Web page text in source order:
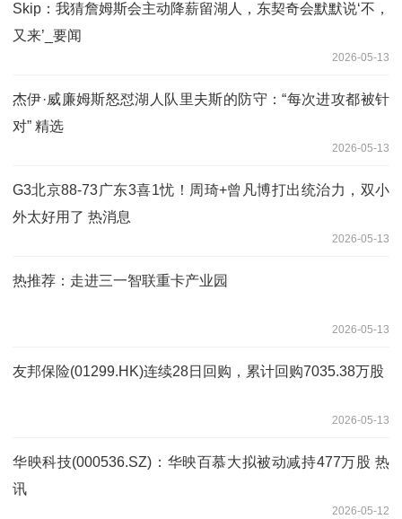
Skip：我猜詹姆斯会主动降薪留湖人，东契奇会默默说‘不，
又来’_要闻
2026-05-13
杰伊·威廉姆斯怒怼湖人队里夫斯的防守：“每次进攻都被针
对” 精选
2026-05-13
G3北京88-73广东3喜1忧！周琦+曾凡博打出统治力，双小
外太好用了 热消息
2026-05-13
热推荐：走进三一智联重卡产业园
2026-05-13
友邦保险(01299.HK)连续28日回购，累计回购7035.38万股
2026-05-13
华映科技(000536.SZ)：华映百慕大拟被动减持477万股 热
讯
2026-05-12